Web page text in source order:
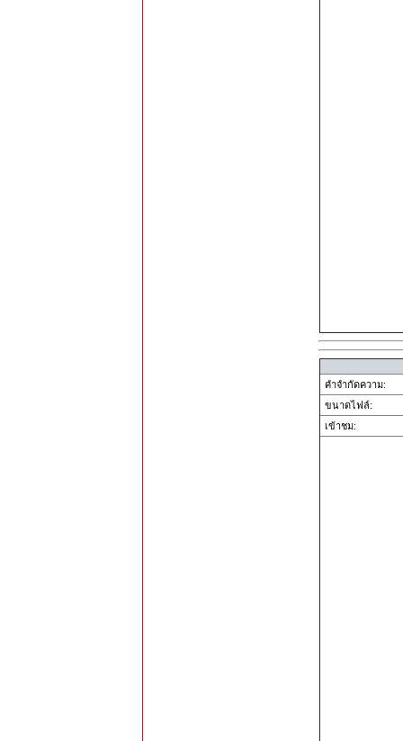
คำจำกัดความ:
ขนาดไฟล์:
เข้าชม: